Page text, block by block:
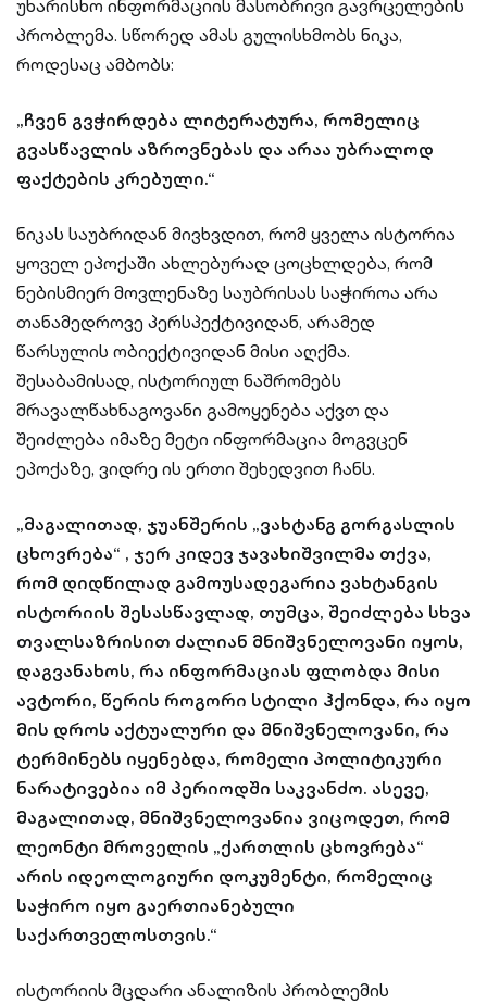
უხარისხო ინფორმაციის მასობრივი გავრცელების
პრობლემა. სწორედ ამას გულისხმობს ნიკა,
როდესაც ამბობს:
„ჩვენ გვჭირდება ლიტერატურა, რომელიც
გვასწავლის აზროვნებას და არაა უბრალოდ
ფაქტების კრებული.“
ნიკას საუბრიდან მივხვდით, რომ ყველა ისტორია
ყოველ ეპოქაში ახლებურად ცოცხლდება, რომ
ნებისმიერ მოვლენაზე საუბრისას საჭიროა არა
თანამედროვე პერსპექტივიდან, არამედ
წარსულის ობიექტივიდან მისი აღქმა.
შესაბამისად, ისტორიულ ნაშრომებს
მრავალწახნაგოვანი გამოყენება აქვთ და
შეიძლება იმაზე მეტი ინფორმაცია მოგვცენ
ეპოქაზე, ვიდრე ის ერთი შეხედვით ჩანს.
„მაგალითად, ჯუანშერის „ვახტანგ გორგასლის
ცხოვრება“ , ჯერ კიდევ ჯავახიშვილმა თქვა,
რომ დიდწილად გამოუსადეგარია ვახტანგის
ისტორიის შესასწავლად, თუმცა, შეიძლება სხვა
თვალსაზრისით ძალიან მნიშვნელოვანი იყოს,
დაგვანახოს, რა ინფორმაციას ფლობდა მისი
ავტორი, წერის როგორი სტილი ჰქონდა, რა იყო
მის დროს აქტუალური და მნიშვნელოვანი, რა
ტერმინებს იყენებდა, რომელი პოლიტიკური
ნარატივებია იმ პერიოდში საკვანძო. ასევე,
მაგალითად, მნიშვნელოვანია ვიცოდეთ, რომ
ლეონტი მროველის „ქართლის ცხოვრება“
არის იდეოლოგიური დოკუმენტი, რომელიც
საჭირო იყო გაერთიანებული
საქართველოსთვის.“
ისტორიის მცდარი ანალიზის პრობლემის